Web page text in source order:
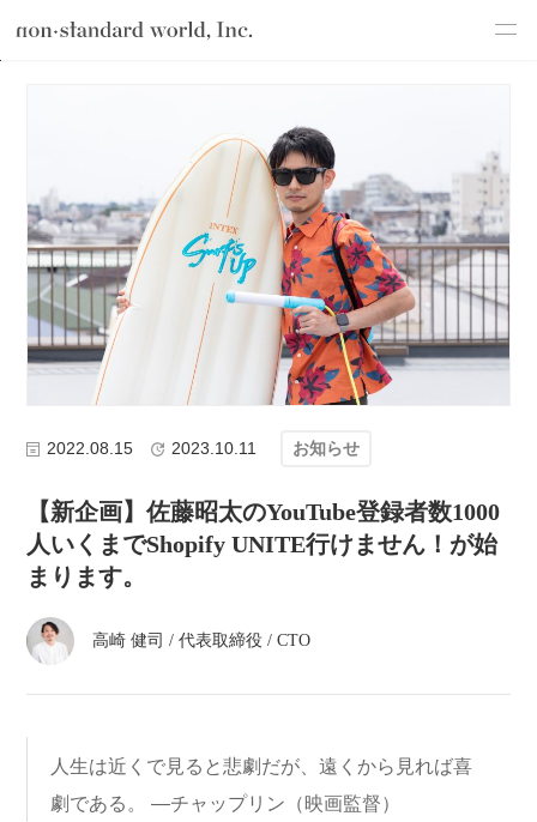
service
works
flow
shop
blog
recruit
atelier
2022.08.15 2023.10.11 お知らせ
【新企画】佐藤昭太のYouTube登録者数1000
人いくまでShopify UNITE行けません！が始
まります。
高崎 健司 /代表取締役 / CTO
人生は近くで見ると悲劇だが、遠くから見れば喜
劇である。 ―チャップリン（映画監督）